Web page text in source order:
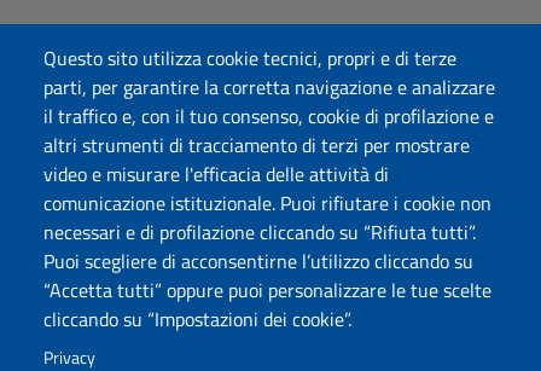
Questo sito utilizza cookie tecnici, propri e di terze
parti, per garantire la corretta navigazione e analizzare
il traffico e, con il tuo consenso, cookie di profilazione e
altri strumenti di tracciamento di terzi per mostrare
video e misurare l'efficacia delle attività di
comunicazione istituzionale. Puoi rifiutare i cookie non
necessari e di profilazione cliccando su “Rifiuta tutti”.
Puoi scegliere di acconsentirne l’utilizzo cliccando su
“Accetta tutti” oppure puoi personalizzare le tue scelte
cliccando su “Impostazioni dei cookie”.
Privacy
DADU – Dipartimento di Architettura, Design e Urbanistica
Università degli Studi di Sassari
Palazzo del Pou Salit – Piazza Duomo, 6 - 07041 Alghero
Accessibilità
Dichiarazione di accessibilità
Cookie settings
Mappa del sito
Protocollo
Seguici su